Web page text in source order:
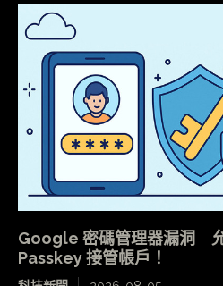
Google 密碼管理器漏洞
Passkey 接管帳戶！